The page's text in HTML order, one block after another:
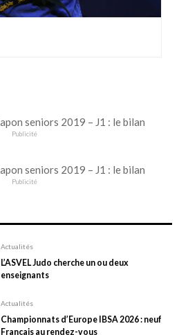
Publicité
Publicité
Actualités
L’ASVEL Judo cherche un ou deux
enseignants
Actualités
Championnats d’Europe IBSA 2026 : neuf
Français au rendez-vous